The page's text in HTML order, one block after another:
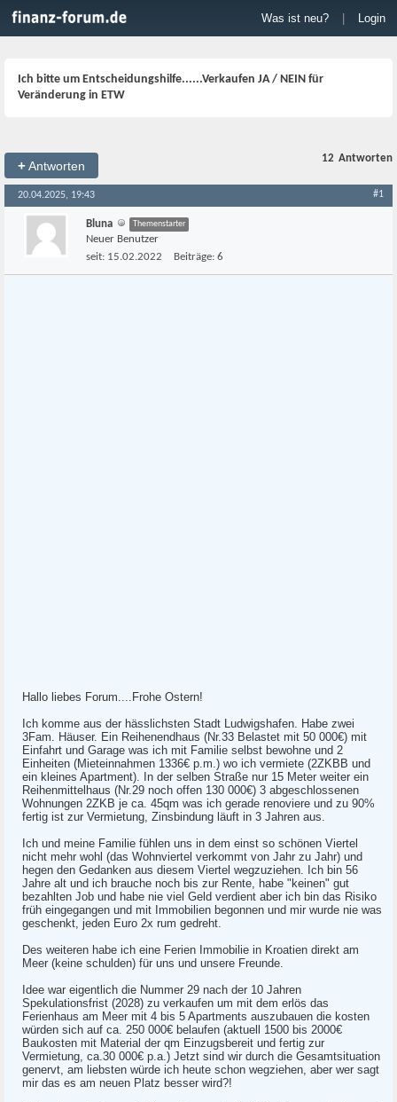
Was ist neu? Login
Ich bitte um Entscheidungshilfe......Verkaufen JA / NEIN für
Veränderung in ETW
+Antworten
12 Antworten
20.04.2025, 19:43 #1
Bluna Themenstarter
Neuer Benutzer
seit: 15.02.2022 Beiträge: 6
Hallo liebes Forum....Frohe Ostern!
Ich komme aus der hässlichsten Stadt Ludwigshafen. Habe zwei
3Fam. Häuser. Ein Reihenendhaus (Nr.33 Belastet mit 50 000€) mit
Einfahrt und Garage was ich mit Familie selbst bewohne und 2
Einheiten (Mieteinnahmen 1336€ p.m.) wo ich vermiete (2ZKBB und
ein kleines Apartment). In der selben Straße nur 15 Meter weiter ein
Reihenmittelhaus (Nr.29 noch offen 130 000€) 3 abgeschlossenen
Wohnungen 2ZKB je ca. 45qm was ich gerade renoviere und zu 90%
fertig ist zur Vermietung, Zinsbindung läuft in 3 Jahren aus.
Ich und meine Familie fühlen uns in dem einst so schönen Viertel
nicht mehr wohl (das Wohnviertel verkommt von Jahr zu Jahr) und
hegen den Gedanken aus diesem Viertel wegzuziehen. Ich bin 56
Jahre alt und ich brauche noch bis zur Rente, habe "keinen" gut
bezahlten Job und habe nie viel Geld verdient aber ich bin das Risiko
früh eingegangen und mit Immobilien begonnen und mir wurde nie was
geschenkt, jeden Euro 2x rum gedreht.
Des weiteren habe ich eine Ferien Immobilie in Kroatien direkt am
Meer (keine schulden) für uns und unsere Freunde.
Idee war eigentlich die Nummer 29 nach der 10 Jahren
Spekulationsfrist (2028) zu verkaufen um mit dem erlös das
Ferienhaus am Meer mit 4 bis 5 Apartments auszubauen die kosten
würden sich auf ca. 250 000€ belaufen (aktuell 1500 bis 2000€
Baukosten mit Material der qm Einzugsbereit und fertig zur
Vermietung, ca.30 000€ p.a.) Jetzt sind wir durch die Gesamtsituation
genervt, am liebsten würde ich heute schon wegziehen, aber wer sagt
mir das es am neuen Platz besser wird?!